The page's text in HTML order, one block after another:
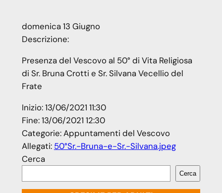
domenica13 Giugno
Descrizione:
Presenza del Vescovo al 50° di Vita Religiosa
di Sr. Bruna Crotti e Sr. Silvana Vecellio del
Frate
Inizio:13/06/2021 11:30
Fine:13/06/2021 12:30
Categorie:Appuntamenti del Vescovo
Allegati: 50°Sr.-Bruna-e-Sr.-Silvana.jpeg
Cerca
Cerca